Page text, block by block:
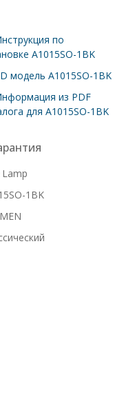
по
A1015SO-1BK
модель A1015SO-1BK
из PDF
для A1015SO-1BK
1BK